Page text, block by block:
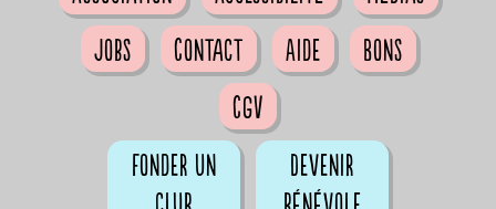
Jobs
Contact Aide
Bons
CGV
Fonder un
Devenir